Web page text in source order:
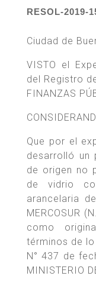
RESOL-2019-
Ciudad de
VISTO el
del Registro
FINANZAS
Que por el
desarrolló un
de origen no
de vidrio
arancelaria
MERCOSUR
como
términos de
N° 437 de
MINISTERIO